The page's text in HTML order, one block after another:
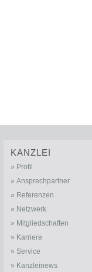
KANZLEI
Profil
Ansprechpartner
Referenzen
Netzwerk
Mitgliedschaften
Karriere
Service
Kanzleinews